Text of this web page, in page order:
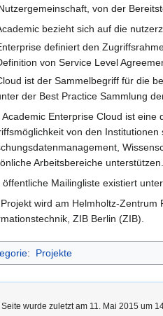
von der
bezieht sich auf die
definiert den
von Service Level
ist der Sammelbegriff für die
der Best Practice Sammlung
Academic Enterprise Cloud ist
von den
Arbeitsbereiche unterstützen.
öffentliche Mailingliste existiert
wird am Helmholtz-
ZIB Berlin (ZIB).
: Projekte
Seite wurde zuletzt am 11. Mai 2015 um